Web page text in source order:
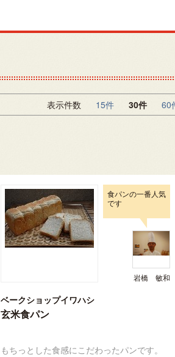
表示件数 15件 30件 60
食パンの一番人気
です
岩橋 敏和
ベークショップイワハシ
玄米食パン
もちっとした食感にこだわったパンです。